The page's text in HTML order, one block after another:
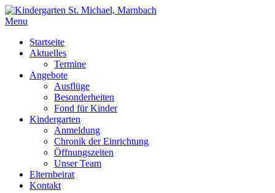
Menu
Startseite
Aktuelles
Termine
Angebote
Ausflüge
Besonderheiten
Fond für Kinder
Kindergarten
Anmeldung
Chronik der Einrichtung
Öffnungszeiten
Unser Team
Elternbeirat
Kontakt